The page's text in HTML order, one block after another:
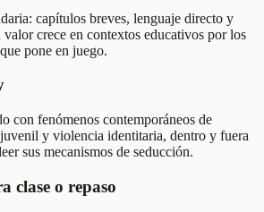
capítulos breves, lenguaje directo y
crece en contextos educativos por los
pone en juego.
con fenómenos contemporáneos de
y violencia identitaria, dentro y fuera
sus mecanismos de seducción.
clase o repaso